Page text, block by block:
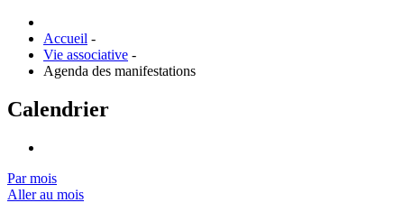
Accueil -
Vie associative -
Agenda des manifestations
Calendrier
Par mois
Aller au mois